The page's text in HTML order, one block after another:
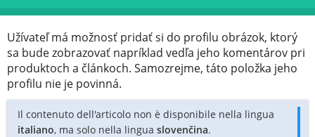
Užívateľ má možnosť pridať si do profilu obrázok, ktorý
sa bude zobrazovať napríklad vedľa jeho komentárov pri
produktoch a článkoch. Samozrejme, táto položka jeho
profilu nie je povinná.
Il contenuto dell'articolo non è disponibile nella lingua
italiano, ma solo nella lingua slovenčina.